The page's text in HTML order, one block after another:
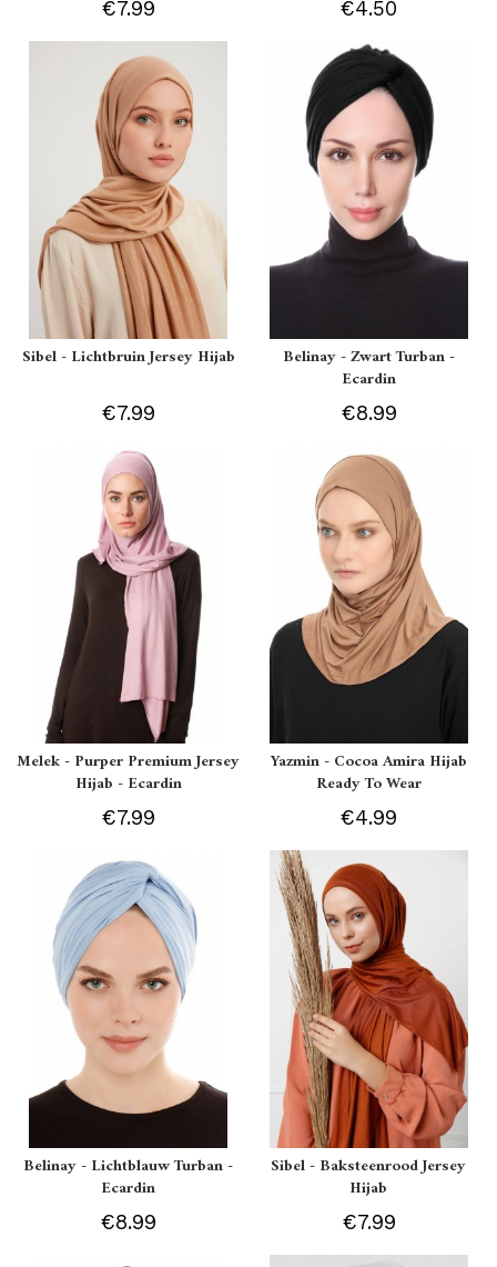
€7.99 €4.50
Sibel - Lichtbruin Jersey Hijab
€7.99
Belinay - Zwart Turban -
Ecardin
€8.99
Melek - Purper Premium Jersey
Hijab - Ecardin
€7.99
Yazmin - Cocoa Amira Hijab
Ready To Wear
€4.99
Belinay - Lichtblauw Turban -
Ecardin
€8.99
Sibel - Baksteenrood Jersey
Hijab
€7.99